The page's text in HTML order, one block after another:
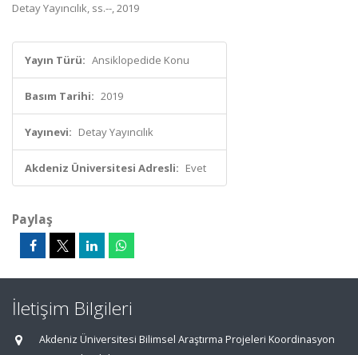
Detay Yayıncılık, ss.--, 2019
Yayın Türü: Ansiklopedide Konu
Basım Tarihi: 2019
Yayınevi: Detay Yayıncılık
Akdeniz Üniversitesi Adresli: Evet
Paylaş
İletişim Bilgileri
Akdeniz Üniversitesi Bilimsel Araştırma Projeleri Koordinasyon